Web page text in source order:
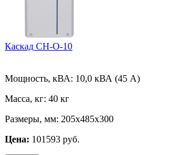
Каскад СН-О-10
Мощность, кВА: 10,0 кВА (45 А)
Масса, кг: 40 кг
Размеры, мм: 205х485х300
Цена: 101593 руб.